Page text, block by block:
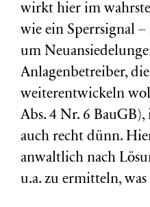
wirkt hier im
wie ein Sperrsignal –
um
Anlagenbetreiber,
weiterentwickeln
Abs. 4 Nr. 6
auch recht dünn.
anwaltlich nach
u.a. zu ermitteln, was